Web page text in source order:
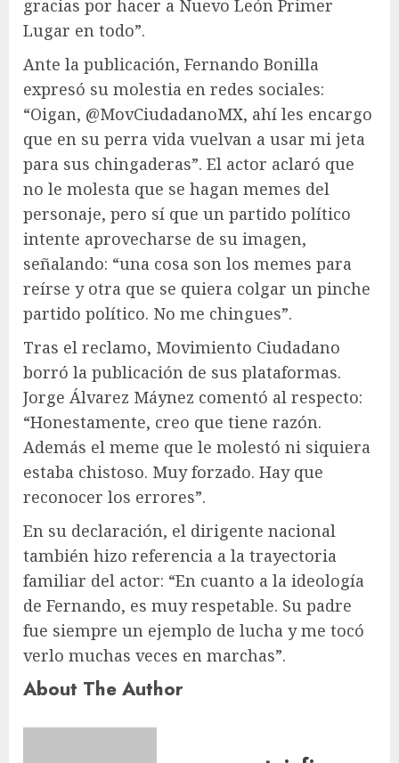
gracias por hacer a Nuevo León Primer
Lugar en todo”.
Ante la publicación, Fernando Bonilla
expresó su molestia en redes sociales:
“Oigan, @MovCiudadanoMX, ahí les encargo
que en su perra vida vuelvan a usar mi jeta
para sus chingaderas”. El actor aclaró que
no le molesta que se hagan memes del
personaje, pero sí que un partido político
intente aprovecharse de su imagen,
señalando: “una cosa son los memes para
reírse y otra que se quiera colgar un pinche
partido político. No me chingues”.
Tras el reclamo, Movimiento Ciudadano
borró la publicación de sus plataformas.
Jorge Álvarez Máynez comentó al respecto:
“Honestamente, creo que tiene razón.
Además el meme que le molestó ni siquiera
estaba chistoso. Muy forzado. Hay que
reconocer los errores”.
En su declaración, el dirigente nacional
también hizo referencia a la trayectoria
familiar del actor: “En cuanto a la ideología
de Fernando, es muy respetable. Su padre
fue siempre un ejemplo de lucha y me tocó
verlo muchas veces en marchas”.
About The Author